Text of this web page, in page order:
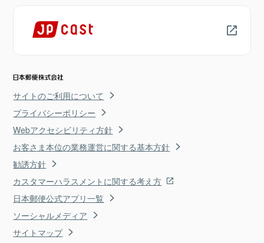
サイトのご利用について
プライバシーポリシー
Webアクセシビリティ方針
お客さま本位の業務運営に関する基本方針
勧誘方針
カスタマーハラスメントに関する考え方
日本郵便公式アプリ一覧
ソーシャルメディア
サイトマップ